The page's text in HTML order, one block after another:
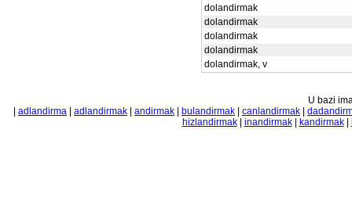
dolandirmak
dolandirmak
dolandirmak
dolandirmak
dolandirmak, v
U bazi
adlandirma adlandirmak andirmak bulandirmak canlandirmak
hizlandirmak| inandirmak| kandirmak|